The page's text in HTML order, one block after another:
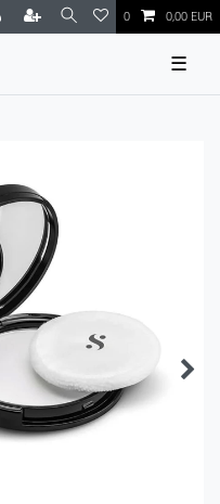
0 0,00 EUR
☰